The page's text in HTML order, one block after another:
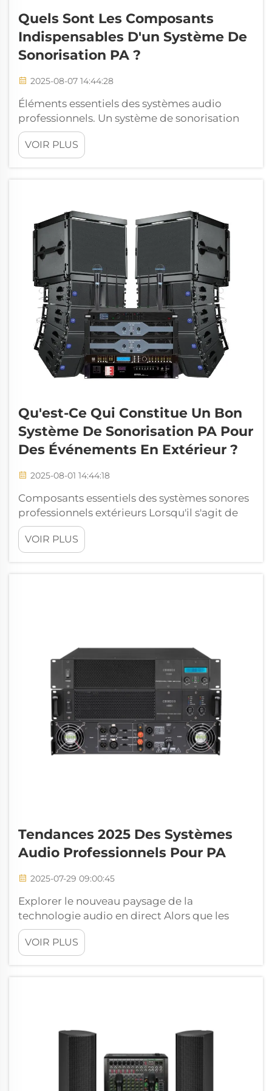
Quels Sont Les Composants
Indispensables D'un Système De
Sonorisation PA ?
2025-08-07 14:44:28
Éléments essentiels des systèmes audio
professionnels. Un système de sonorisation
PA bien conçu constitue le pilier de tout
événement en direct, lieu ou installation où le
son doit être diffusé à un public. Comprendre
VOIR PLUS
Qu'est-Ce Qui Constitue Un Bon
Système De Sonorisation PA Pour
Des Événements En Extérieur ?
2025-08-01 14:44:18
Composants essentiels des systèmes sonores
professionnels extérieurs Lorsqu'il s'agit de
diffuser un son cristallin dans des espaces
ouverts, un système sonore PA pour
événements en plein air nécessite une
VOIR PLUS
Tendances 2025 Des Systèmes
Audio Professionnels Pour PA
2025-07-29 09:00:45
Explorer le nouveau paysage de la
technologie audio en direct Alors que les
normes de prestation et de diffusion en
direct continuent d'évoluer, les attentes en
matière de systèmes audio professionnels PA
VOIR PLUS